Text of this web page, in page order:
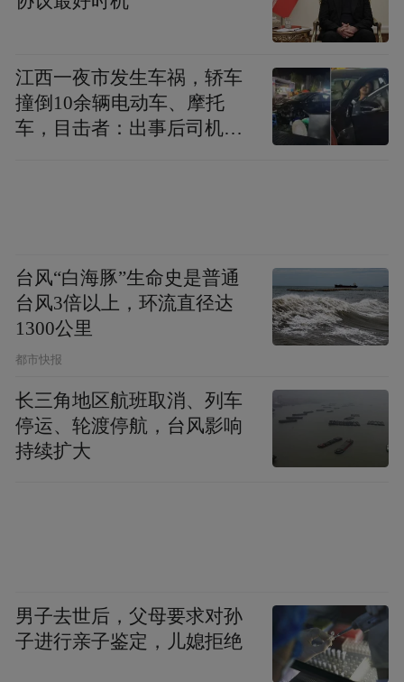
江西一夜市发生车祸，轿车
撞倒10余辆电动车、摩托
车，目击者：出事后司机一
台风“白海豚”生命史是普通
台风3倍以上，环流直径达
1300公里
都市快报
长三角地区航班取消、列车
停运、轮渡停航，台风影响
持续扩大
男子去世后，父母要求对孙
子进行亲子鉴定，儿媳拒绝